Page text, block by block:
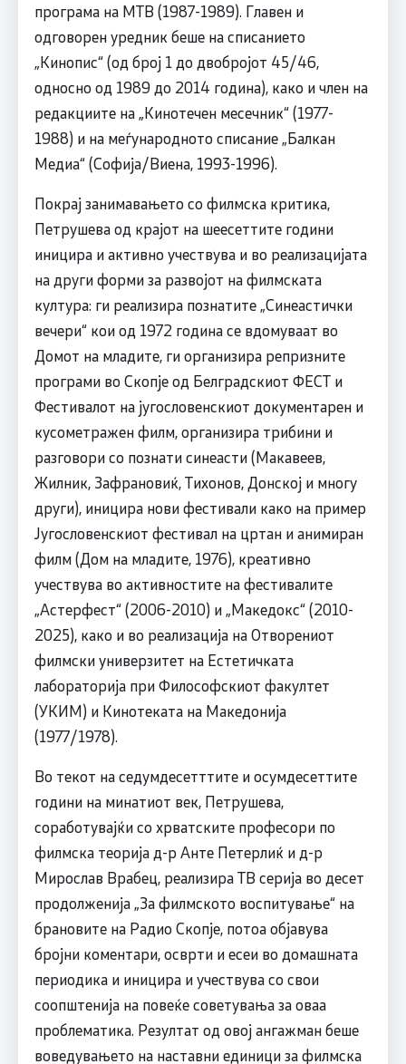
програма на МТВ (1987-1989). Главен и
одговорен уредник беше на списанието
„Кинопис“ (од број 1 до двобројот 45/46,
односно од 1989 до 2014 година), како и член на
редакциите на „Кинотечен месечник“ (1977-
1988) и на меѓународното списание „Балкан
Медиа“ (Софија/Виена, 1993-1996).
Покрај занимавањето со филмска критика,
Петрушева од крајот на шеесеттите години
иницира и активно учествува и во реализацијата
на други форми за развојот на филмската
култура: ги реализира познатите „Синеастички
вечери“ кои од 1972 година се вдомуваат во
Домот на младите, ги организира репризните
програми во Скопје од Белградскиот ФЕСТ и
Фестивалот на југословенскиот документарен и
кусометражен филм, организира трибини и
разговори со познати синеасти (Макавеев,
Жилник, Зафрановиќ, Тихонов, Донској и многу
други), иницира нови фестивали како на пример
Југословенскиот фестивал на цртан и анимиран
филм (Дом на младите, 1976), креативно
учествува во активностите на фестивалите
„Астерфест“ (2006-2010) и „Македокс“ (2010-
2025), како и во реализација на Отворениот
филмски универзитет на Естетичката
лабораторија при Философскиот факултет
(УКИМ) и Кинотеката на Македонија
(1977/1978).
Во текот на седумдесетттите и осумдесеттите
години на минатиот век, Петрушева,
соработувајќи со хрватските професори по
филмска теорија д-р Анте Петерлиќ и д-р
Мирослав Врабец, реализира ТВ серија во десет
продолженија „За филмското воспитување“ на
брановите на Радио Скопје, потоа објавува
бројни коментари, осврти и есеи во домашната
периодика и иницира и учествува со свои
соопштенија на повеќе советувања за оваа
проблематика. Резултат од овој ангажман беше
воведувањето на наставни единици за филмска